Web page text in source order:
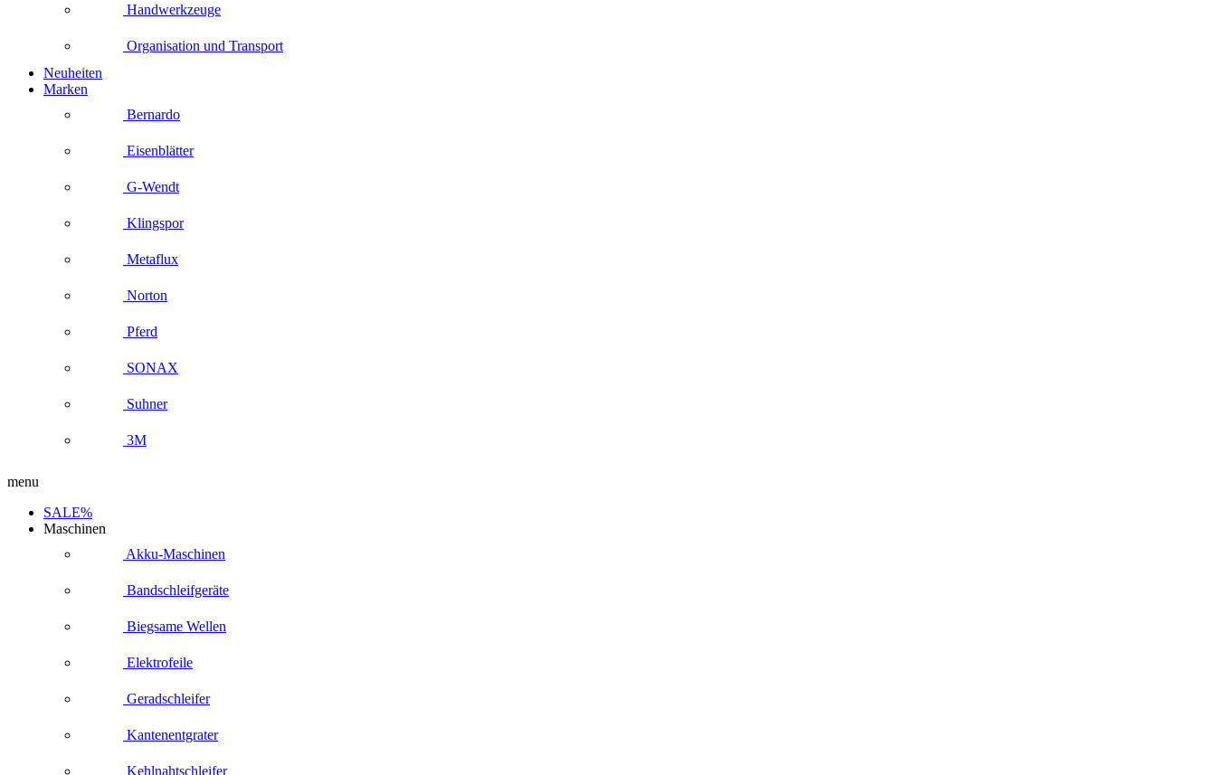
Handwerkzeuge
Organisation und Transport
Neuheiten
Marken
Bernardo
Eisenblätter
G-Wendt
Klingspor
Metaflux
Norton
Pferd
SONAX
Suhner
3M
menu
SALE%
Maschinen
Akku-Maschinen
Bandschleifgeräte
Biegsame Wellen
Elektrofeile
Geradschleifer
Kantenentgrater
Kehlnahtschleifer